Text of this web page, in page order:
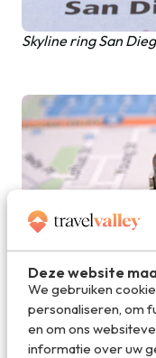
Deze website
We gebruiken
personaliseren, om
en om ons
informatie over uw
Skyline ring San
Skyline ring Sydney